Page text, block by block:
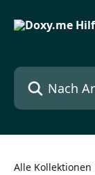
Nach Artikeln
Alle Kollektionen